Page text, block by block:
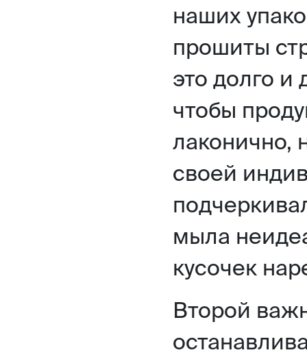
наших
прошиты
это долго и
чтобы
лаконично,
своей
мыла
кусочек
Второй